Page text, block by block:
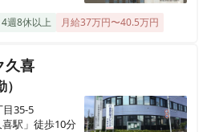
熊谷平戸
３名１組での訪問★
4週8休以上 月給37万円〜40.5万円
久喜
35-5
駅」徒歩10分